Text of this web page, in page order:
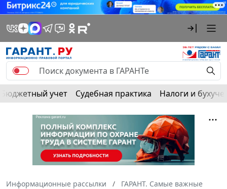
Бюджетный учет Судебная практика Налоги и
Информационные рассылки
ГАРАНТ. Самые важные